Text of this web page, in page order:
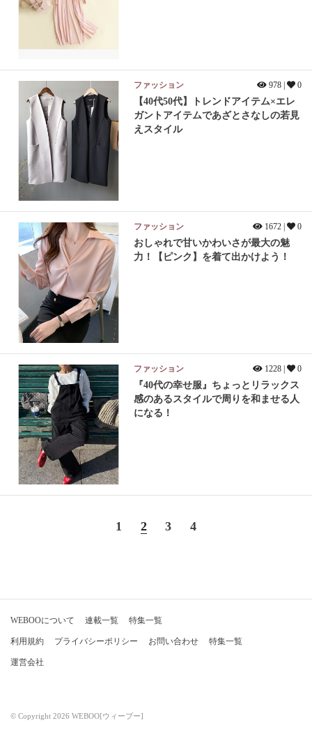
ファッション 978 | 0
【40代50代】トレンドアイテム×エレ
ガントアイテムであざとさなしの若見
えスタイル
ファッション 1672 | 0
おしゃれで甘いかわいさが最大の魅
力！【ピンク】を着て出かけよう！
ファッション 1228 | 0
『40代の幸せ服』ちょっとリラックス
感のあるスタイルで周りを和ませる人
になる！
1 2 3 4
WEBOOについて 連載一覧 特集一覧
利用規約 プライバシーポリシー お問い合わせ 特集一覧
運営会社
© Copyright 2026 WEBOO[ウィーブー]